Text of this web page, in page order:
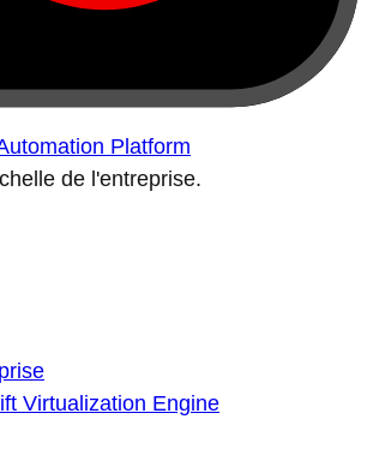
Platform
de l'entreprise.
Virtualization Engine